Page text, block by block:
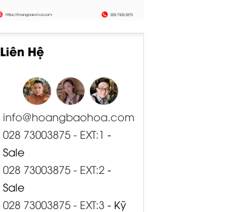
Liên Hệ
info@hoangbaohoa.com
028 73003875 - EXT:1 -
Sale
028 73003875 - EXT:2 -
Sale
028 73003875 - EXT:3 - Kỹ